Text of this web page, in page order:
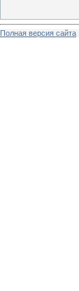
Полная версия сайта